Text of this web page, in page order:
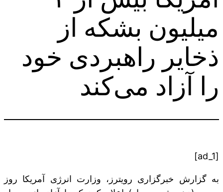
میلیون بشکه از
ذخایر راهبردی خود
را آزاد می‌کند
[ad_1]
به گزارش خبرگزاری رویترز، وزارت انرژی آمریکا روز